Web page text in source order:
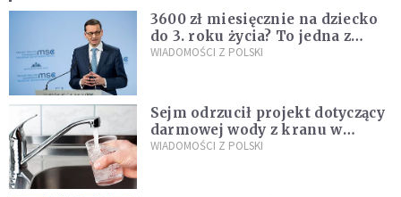
3600 zł miesięcznie na dziecko
do 3. roku życia? To jedna z
propozycji programu "Rozwój
WIADOMOŚCI Z POLSKI
Sejm odrzucił projekt dotyczący
darmowej wody z kranu w
restauracjach
WIADOMOŚCI Z POLSKI